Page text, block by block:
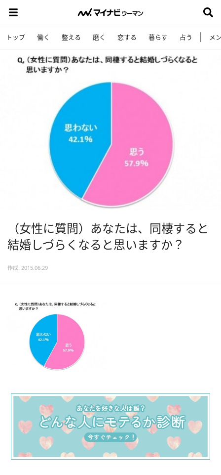
トップ 働く 整える 磨く 恋する 暮らす 占う メ
（女性に質問）あなたは、同棲すると
結婚しづらくなると思いますか？
作成: 2015.06.29